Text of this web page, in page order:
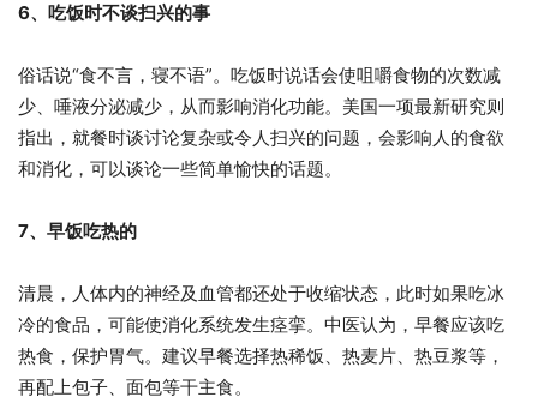
6、吃饭时不谈扫兴的事
俗话说“食不言，寝不语”。吃饭时说话会使咀嚼食物的次数减
少、唾液分泌减少，从而影响消化功能。美国一项最新研究则
指出，就餐时谈讨论复杂或令人扫兴的问题，会影响人的食欲
和消化，可以谈论一些简单愉快的话题。
7、早饭吃热的
清晨，人体内的神经及血管都还处于收缩状态，此时如果吃冰
冷的食品，可能使消化系统发生痉挛。中医认为，早餐应该吃
热食，保护胃气。建议早餐选择热稀饭、热麦片、热豆浆等，
再配上包子、面包等干主食。